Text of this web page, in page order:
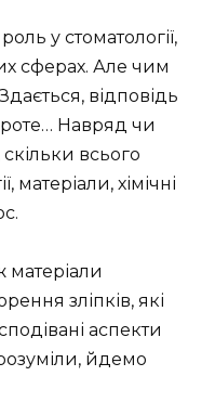
у стоматології,
сферах. Але чим
відповідь
Навряд чи
всього
матеріали, хімічні
матеріали
зліпків, які
аспекти
йдемо